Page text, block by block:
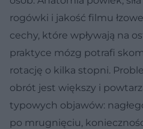
rogówki i jakość filmu
cechy, które wpływają na
praktyce mózg potrafi
rotację o kilka stopni.
obrót jest większy i
typowych objawów:
po mrugnięciu,